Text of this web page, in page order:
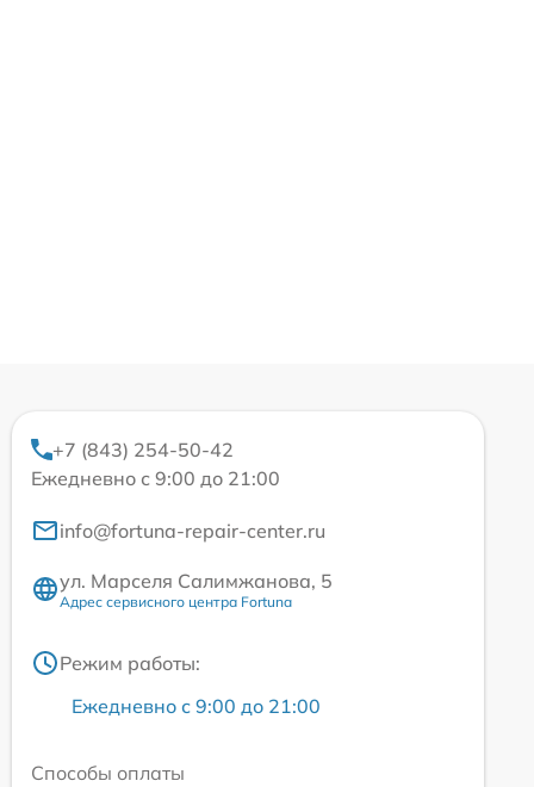
+7 (843) 254-50-42
Ежедневно с 9:00 до 21:00
info@fortuna-repair-center.ru
ул. Марселя Салимжанова, 5
Адрес сервисного центра Fortuna
Режим работы:
Ежедневно с 9:00 до 21:00
Способы оплаты